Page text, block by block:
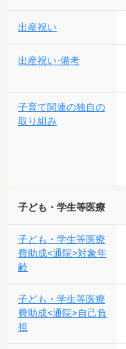
出産祝い
出産祝い-備考
子育て関連の独自の
取り組み
子ども・学生等医療
子ども・学生等医療
費助成<通院>対象年
齢
子ども・学生等医療
費助成<通院>自己負
担